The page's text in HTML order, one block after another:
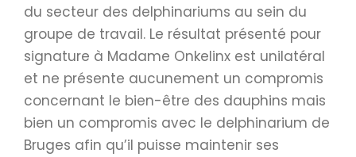
du secteur des delphinariums au sein du
groupe de travail. Le résultat présenté pour
signature à Madame Onkelinx est unilatéral
et ne présente aucunement un compromis
concernant le bien-être des dauphins mais
bien un compromis avec le delphinarium de
Bruges afin qu’il puisse maintenir ses